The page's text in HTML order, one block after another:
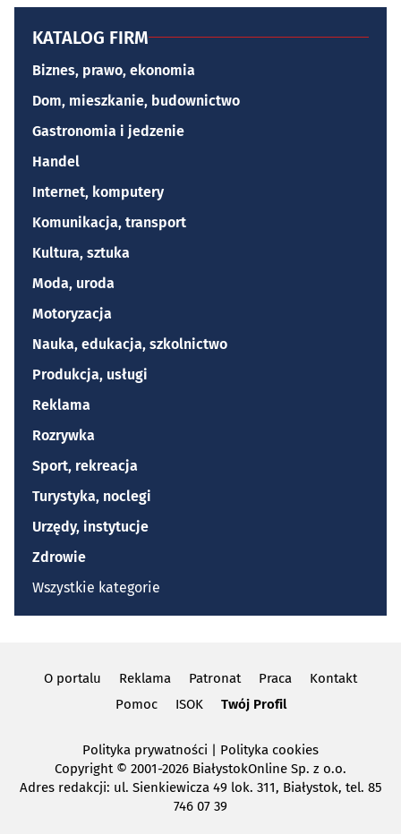
KATALOG FIRM
Biznes, prawo, ekonomia
Dom, mieszkanie, budownictwo
Gastronomia i jedzenie
Handel
Internet, komputery
Komunikacja, transport
Kultura, sztuka
Moda, uroda
Motoryzacja
Nauka, edukacja, szkolnictwo
Produkcja, usługi
Reklama
Rozrywka
Sport, rekreacja
Turystyka, noclegi
Urzędy, instytucje
Zdrowie
Wszystkie kategorie
O portalu Reklama Patronat Praca
Kontakt
Pomoc
ISOK Twój Profil
Polityka prywatności | Polityka cookies
Copyright © 2001-2026 BiałystokOnline Sp. z o.o.
Adres redakcji: ul. Sienkiewicza 49 lok. 311, Białystok, tel. 85
746 07 39